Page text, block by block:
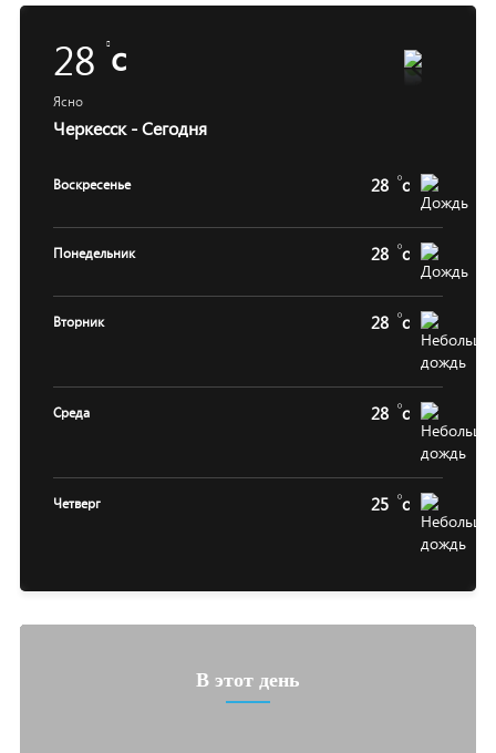
28 c
Ясно
Черкесск - Сегодня
Воскресенье 28 c
Понедельник 28 c
Вторник 28 c
Среда 28 c
Четверг 25 c
В этот день